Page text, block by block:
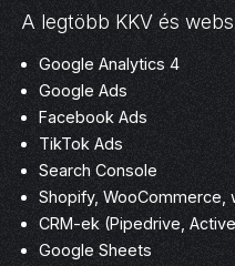
A legtöbb KKV és
Google Analytics 4
Google Ads
Facebook Ads
TikTok Ads
Search Console
Shopify, WooCommerce,
CRM-ek (Pipedrive,
Google Sheets